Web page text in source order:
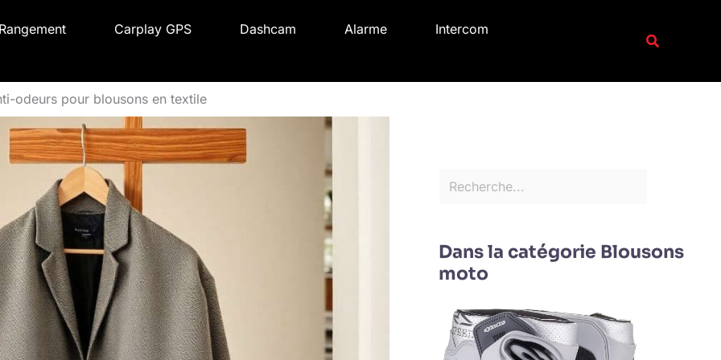
Rangement Carplay GPS Dashcam Alarme
Intercom
odeurs pour blousons en textile
e
rDans la catégorie Blousons
moto